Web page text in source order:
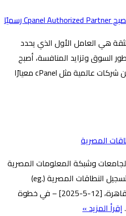
هي العامل الأول الذي يحدد
السوق وتزايد المنافسة، أصبح
الحصول على اعتماد رسمي من شركات عالمية مثل cPanel معيارًا
المصرية
وشبكة المعلومات المصرية
يعلنان عن أول موزع معتمد لتسجيل النطاقات المصرية (.eg)
بالتعاون مع استضافة مصر القاهرة، [12-5-2025] – في خطوة
إقرأ المزيد »